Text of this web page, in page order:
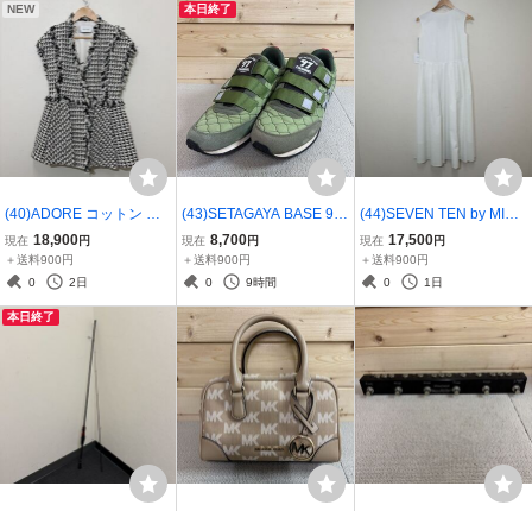
ンカイ 37961026298
NEW
(40)ADORE コットン チ
ェック ツィード ジレ 38
アドーア 531-5150201 ベ
スト ホワイト ブラック ノ
961037522
現在 18,900円
＋送料900円
0
2日
本日終了
(43)SETAGAYA BASE 97
チャンネル スニーカー Mi
litary Edition グリーン 28
世田谷ベース 97CS-005
080825
現在 8,700円
＋送料900円
0
9時間
(44)SEVEN TEN by MIHO
KAWAHITO セブンテン バ
イ ミホ カワヒト ノースリ
ーブワンピース 9S504 ポ
7961091357
現在 17,500円
＋送料900円
0
1日
本日終了